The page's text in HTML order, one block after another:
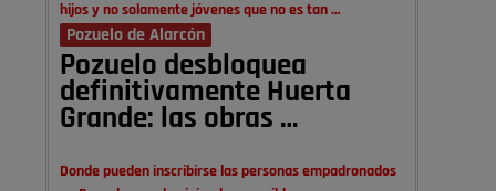
hijos y no solamente jóvenes que no es tan …
Pozuelo de Alarcón
Pozuelo desbloquea
definitivamente Huerta
Grande: las obras …
Donde pueden inscribirse las personas empadronados